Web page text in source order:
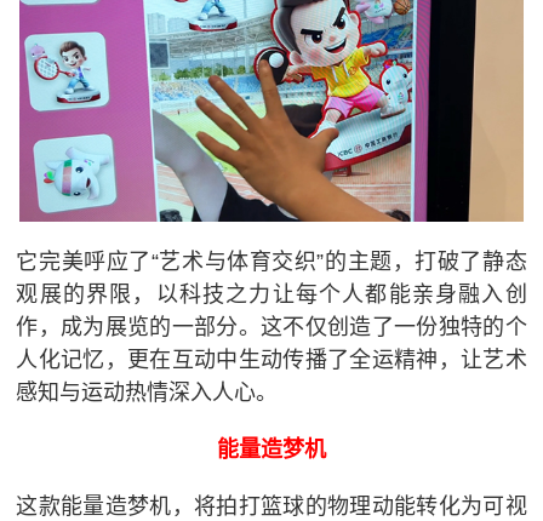
它完美呼应了“艺术与体育交织”的主题，打破了静态
观展的界限，以科技之力让每个人都能亲身融入创
作，成为展览的一部分。这不仅创造了一份独特的个
人化记忆，更在互动中生动传播了全运精神，让艺术
感知与运动热情深入人心。
能量造梦机
这款能量造梦机，将拍打篮球的物理动能转化为可视